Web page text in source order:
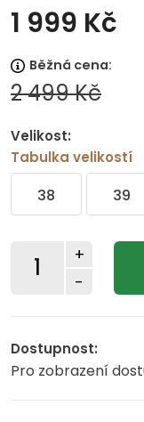
1 999 Kč
Běžná cena:
2 499 Kč
Velikost:
Tabulka velikostí
38 39
-
+
Dostupnost:
Pro zobrazení